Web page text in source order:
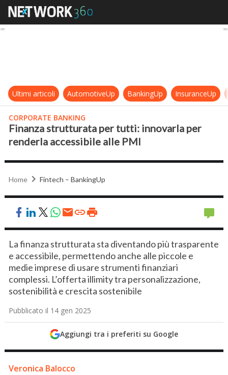
Finanza strutturata per tutti:
Ultimi articoli AutomotiveUp BankingUp InsuranceUp
CORPORATE BANKING
Finanza strutturata per tutti: innovarla per
renderla accessibile alle PMI
Home Fintech – BankingUp
La finanza strutturata sta diventando più trasparente
e accessibile, permettendo anche alle piccole e
medie imprese di usare strumenti finanziari
complessi. L’offerta illimity tra personalizzazione,
sostenibilità e crescita sostenibile
Pubblicato il 14 gen 2025
Aggiungi tra i preferiti su Google
Veronica Balocco